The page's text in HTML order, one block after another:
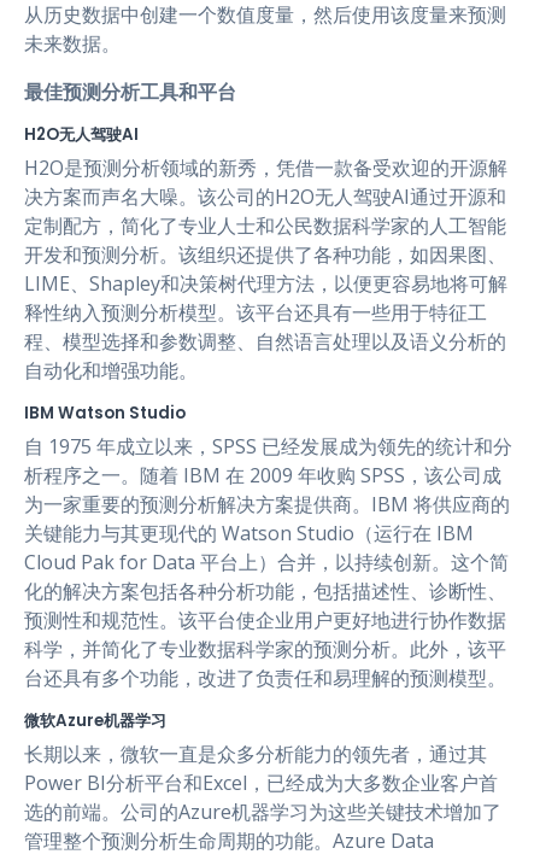
从历史数据中创建一个数值度量，然后使用该度量来预测
未来数据。
最佳预测分析工具和平台
H2O无人驾驶AI
H2O是预测分析领域的新秀，凭借一款备受欢迎的开源解
决方案而声名大噪。该公司的H2O无人驾驶AI通过开源和
定制配方，简化了专业人士和公民数据科学家的人工智能
开发和预测分析。该组织还提供了各种功能，如因果图、
LIME、Shapley和决策树代理方法，以便更容易地将可解
释性纳入预测分析模型。该平台还具有一些用于特征工
程、模型选择和参数调整、自然语言处理以及语义分析的
自动化和增强功能。
IBM Watson Studio
自 1975 年成立以来，SPSS 已经发展成为领先的统计和分
析程序之一。随着 IBM 在 2009 年收购 SPSS，该公司成
为一家重要的预测分析解决方案提供商。IBM 将供应商的
关键能力与其更现代的 Watson Studio（运行在 IBM
Cloud Pak for Data 平台上）合并，以持续创新。这个简
化的解决方案包括各种分析功能，包括描述性、诊断性、
预测性和规范性。该平台使企业用户更好地进行协作数据
科学，并简化了专业数据科学家的预测分析。此外，该平
台还具有多个功能，改进了负责任和易理解的预测模型。
微软Azure机器学习
长期以来，微软一直是众多分析能力的领先者，通过其
Power BI分析平台和Excel，已经成为大多数企业客户首
选的前端。公司的Azure机器学习为这些关键技术增加了
管理整个预测分析生命周期的功能。Azure Data